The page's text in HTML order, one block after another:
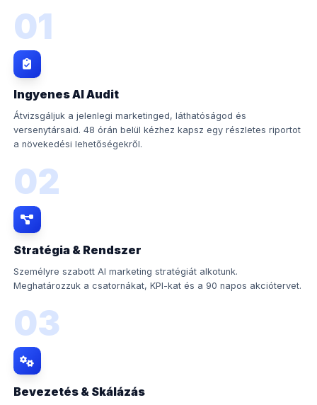
01
Ingyenes AI Audit
Átvizsgáljuk a jelenlegi marketinged, láthatóságod és
versenytársaid. 48 órán belül kézhez kapsz egy részletes riportot
a növekedési lehetőségekről.
02
Stratégia & Rendszer
Személyre szabott AI marketing stratégiát alkotunk.
Meghatározzuk a csatornákat, KPI-kat és a 90 napos akciótervet.
03
Bevezetés & Skálázás